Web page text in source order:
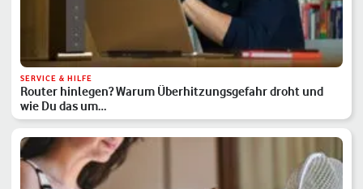
SERVICE & HILFE
Router hinlegen? Warum Überhitzungsgefahr droht und
wie Du das um…